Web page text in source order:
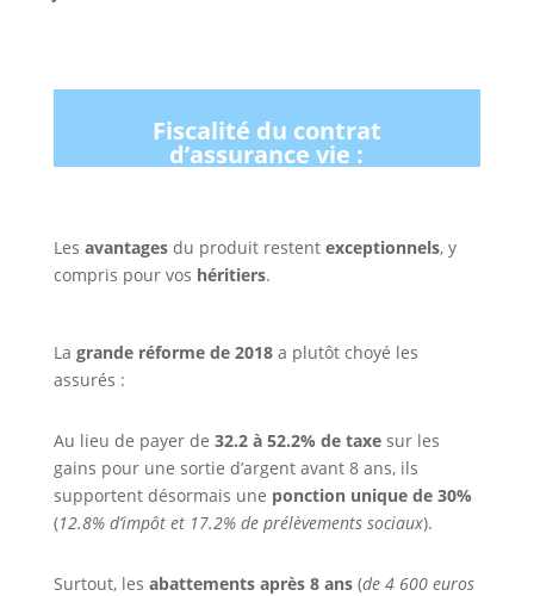
Fiscalité du contrat
d’assurance vie :
Les avantagesdu produit restent exceptionnels, y
compris pour vos héritiers.
La grande réforme de 2018a plutôt choyé les
assurés :
Au lieu de payer de 32.2 à 52.2% de taxe sur les
gains pour une sortie d’argent avant 8 ans, ils
supportent désormais une ponction unique de 30%
(12.8% d’impôt et 17.2% de prélèvements sociaux).
Surtout, les abattements après 8 ans(de 4 600 euros